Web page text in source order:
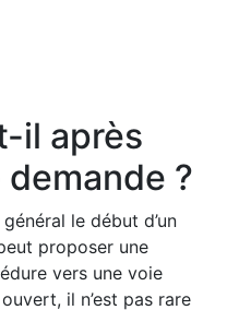
il après
demande ?
le début d’un
proposer une
vers une voie
il n’est pas rare